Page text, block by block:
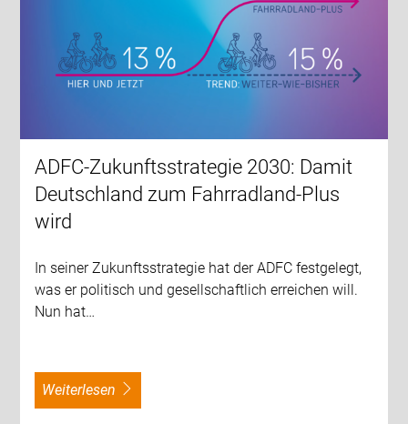
ADFC-Zukunftsstrategie 2030: Damit
Deutschland zum Fahrradland-Plus
wird
In seiner Zukunftsstrategie hat der ADFC festgelegt,
was er politisch und gesellschaftlich erreichen will.
Nun hat…
weiterlesen